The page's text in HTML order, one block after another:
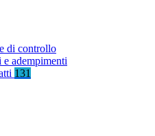
di controllo
adempimenti
131